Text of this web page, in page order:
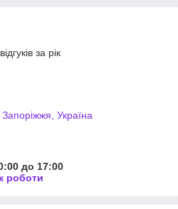
за рік
Україна
до 17:00
роботи